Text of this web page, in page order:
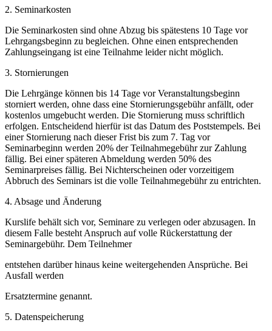
2. Seminarkosten
Die Seminarkosten sind ohne Abzug bis spätestens 10 Tage vor
Lehrgangsbeginn zu begleichen. Ohne einen entsprechenden
Zahlungseingang ist eine Teilnahme leider nicht möglich.
3. Stornierungen
Die Lehrgänge können bis 14 Tage vor Veranstaltungsbeginn
storniert werden, ohne dass eine Stornierungsgebühr anfällt, oder
kostenlos umgebucht werden. Die Stornierung muss schriftlich
erfolgen. Entscheidend hierfür ist das Datum des Poststempels. Bei
einer Stornierung nach dieser Frist bis zum 7. Tag vor
Seminarbeginn werden 20% der Teilnahmegebühr zur Zahlung
fällig. Bei einer späteren Abmeldung werden 50% des
Seminarpreises fällig. Bei Nichterscheinen oder vorzeitigem
Abbruch des Seminars ist die volle Teilnahmegebühr zu entrichten.
4. Absage und Änderung
Kurslife behält sich vor, Seminare zu verlegen oder abzusagen. In
diesem Falle besteht Anspruch auf volle Rückerstattung der
Seminargebühr. Dem Teilnehmer
entstehen darüber hinaus keine weitergehenden Ansprüche. Bei
Ausfall werden
Ersatztermine genannt.
5. Datenspeicherung